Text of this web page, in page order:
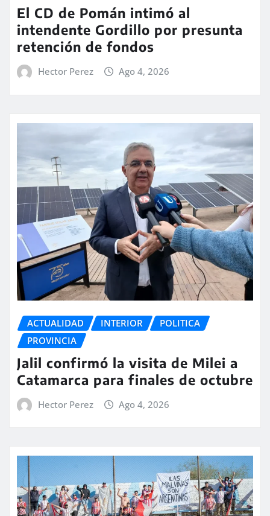
El CD de Pomán intimó al
intendente Gordillo por presunta
retención de fondos
Hector Perez Ago 4, 2026
ACTUALIDAD INTERIOR
POLITICA
PROVINCIA
Jalil confirmó la visita de Milei a
Catamarca para finales de octubre
Hector Perez Ago 4, 2026